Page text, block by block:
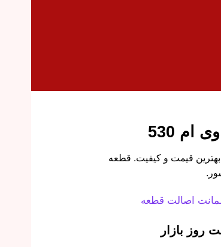
530
قفل درب عقب راست ام وی ام 530 با بهترین قیمت و کیفیت. قطعه
اصالت قطعه
روز بازار